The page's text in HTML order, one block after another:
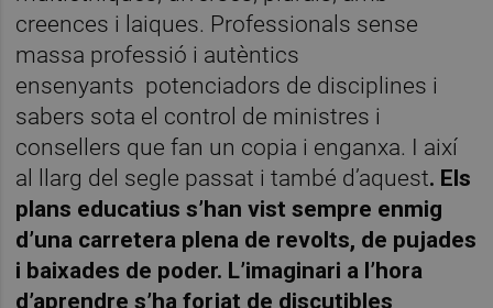
creences i laiques. Professionals sense
massa professió i autèntics
ensenyants potenciadors de disciplines i
sabers sota el control de ministres i
consellers que fan un copia i enganxa. I així
al llarg del segle passat i també d’aquest. Els
plans educatius s’han vist sempre enmig
d’una carretera plena de revolts, de pujades
i baixades de poder. L’imaginari a l’hora
d’aprendre s’ha forjat de discutibles